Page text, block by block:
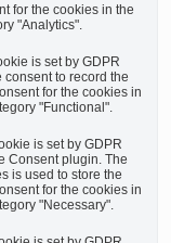
for the cookies in the
"Analytics".
is set by GDPR
consent to record the
for the cookies in
"Functional".
is set by GDPR
Consent plugin. The
is used to store the
for the cookies in
"Necessary".